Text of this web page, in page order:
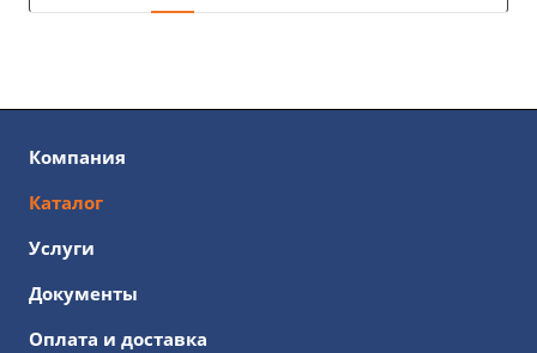
Компания
Каталог
Услуги
Документы
Оплата и доставка